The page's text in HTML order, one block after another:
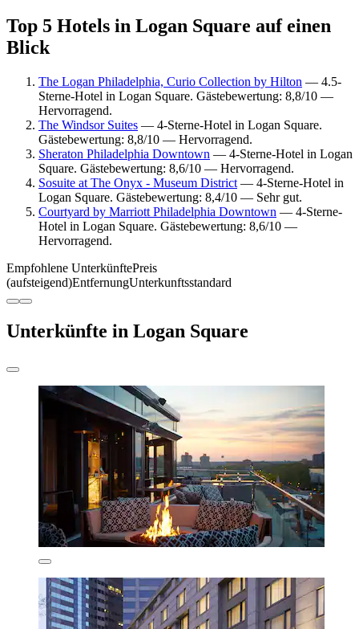
Top 5 Hotels in Logan Square auf einen
Blick
The Logan Philadelphia, Curio Collection by Hilton — 4.5-
Sterne-Hotel in Logan Square. Gästebewertung: 8,8/10 —
Hervorragend.
The Windsor Suites — 4-Sterne-Hotel in Logan Square.
Gästebewertung: 8,8/10 — Hervorragend.
Sheraton Philadelphia Downtown — 4-Sterne-Hotel in Logan
Square. Gästebewertung: 8,6/10 — Hervorragend.
Sosuite at The Onyx - Museum District — 4-Sterne-Hotel in
Logan Square. Gästebewertung: 8,4/10 — Sehr gut.
Courtyard by Marriott Philadelphia Downtown — 4-Sterne-
Hotel in Logan Square. Gästebewertung: 8,6/10 —
Hervorragend.
Empfohlene UnterkünftePreis
(aufsteigend)EntfernungUnterkunftsstandard
Unterkünfte in Logan Square